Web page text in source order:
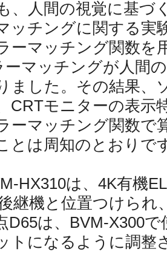
、人間の視覚に基づ
ッチングに関する実
ーマッチング関数を
ーマッチングが人間
ました。その結果、
CRTモニターの表示
ーマッチング関数で
とは周知のとおりで
HX310は、4K有機
継機と位置つけられ
D65は、BVM-X300
トになるように調整